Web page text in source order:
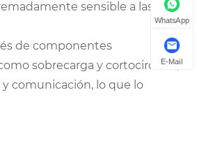
sensible a las
de componentes
sobrecarga y cortocircuito,
comunicación, lo que lo
WhatsApp
E-Mail